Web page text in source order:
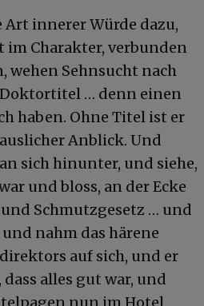
Art innerer Würde dazu,
im Charakter, verbunden
wehen Sehnsucht nach
… denn einen
haben. Ohne Titel ist er
Anblick. Und
sich hinunter, und siehe,
und bloss, an der Ecke
Schmutzgesetz … und
nahm das härene
auf sich, und er
alles gut war, und
nun im Hotel